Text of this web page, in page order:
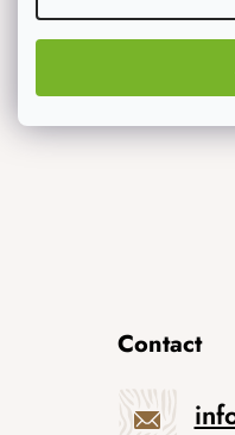
Contact